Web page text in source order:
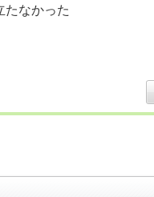
たなかった